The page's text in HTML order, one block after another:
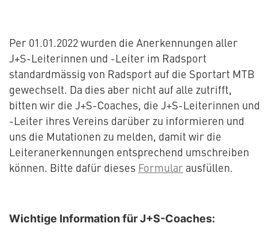
Per 01.01.2022 wurden die Anerkennungen aller
J+S-Leiterinnen und -Leiter im Radsport
standardmässig von Radsport auf die Sportart MTB
gewechselt. Da dies aber nicht auf alle zutrifft,
bitten wir die J+S-Coaches, die J+S-Leiterinnen und
-Leiter ihres Vereins darüber zu informieren und
uns die Mutationen zu melden, damit wir die
Leiteranerkennungen entsprechend umschreiben
können. Bitte dafür dieses Formular ausfüllen.
Wichtige Information für J+S-Coaches: